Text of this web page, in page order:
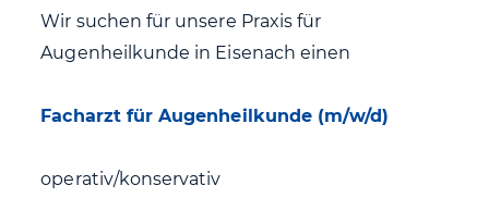
Wir suchen für unsere Praxis für
Augenheilkunde in Eisenach einen
Facharzt für Augenheilkunde (m/w/d)
operativ/konservativ